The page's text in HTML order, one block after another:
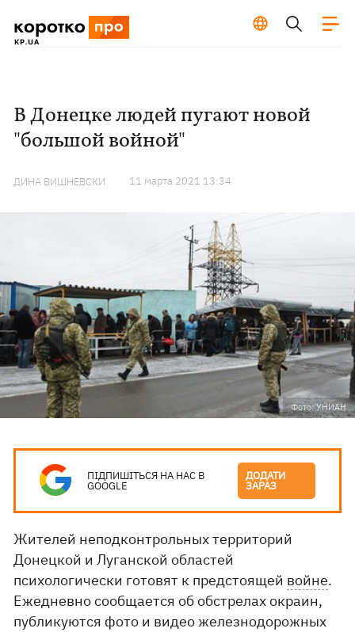
В Донецке людей пугают новой
"большой войной"
ДИНА ВИШНЕВСКИ 11 марта 2021 13:34
Фото: УНИАН
ПІДПИШІТЬСЯ НА НАС В
GOOGLE
ДОДАТИ
ЗАРАЗ
Жителей неподконтрольных территорий
Донецкой и Луганской областей
психологически готовят к предстоящей войне.
Ежедневно сообщается об обстрелах окраин,
публикуются фото и видео железнодорожных